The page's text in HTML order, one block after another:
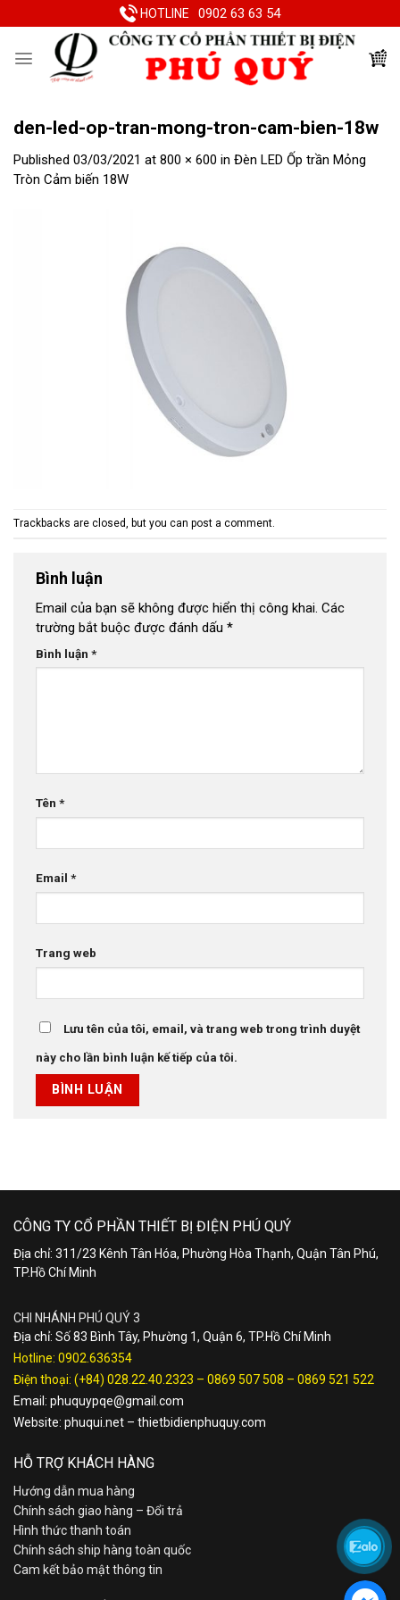
to
HOTLINE 0902 63 63 54
den-led-op-tran-mong-tron-cam-bien-18w
Published 03/03/2021 at 800 × 600 in Đèn LED Ốp trần Mỏng
Tròn Cảm biến 18W
Trackbacks are closed, but you can post a comment.
Bình luận
Email của bạn sẽ không được hiển thị công khai. Các
trường bắt buộc được đánh dấu *
Bình luận *
Tên *
Email *
Trang web
Lưu tên của tôi, email, và trang web trong trình duyệt
này cho lần bình luận kế tiếp của tôi.
CÔNG TY CỔ PHẦN THIẾT BỊ ĐIỆN PHÚ QUÝ
Địa chỉ: 311/23 Kênh Tân Hóa, Phường Hòa Thạnh, Quận Tân Phú,
TP.Hồ Chí Minh
CHI NHÁNH PHÚ QUÝ 3
Địa chỉ: Số 83 Bình Tây, Phường 1, Quận 6, TP.Hồ Chí Minh
Hotline: 0902.636354
Điện thoại: (+84) 028.22.40.2323 – 0869 507 508 – 0869 521 522
Email: phuquypqe@gmail.com
Website: phuqui.net – thietbidienphuquy.com
HỖ TRỢ KHÁCH HÀNG
Hướng dẫn mua hàng
Chính sách giao hàng – Đổi trả
Hình thức thanh toán
Chính sách ship hàng toàn quốc
Cam kết bảo mật thông tin